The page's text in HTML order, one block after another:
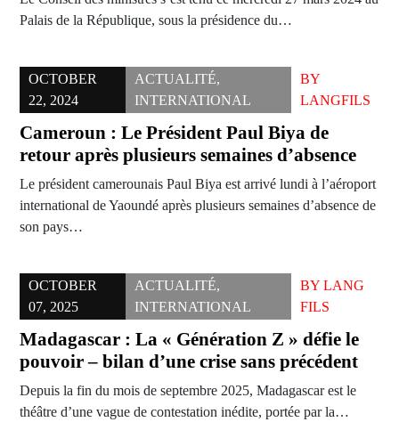
Palais de la République, sous la présidence du…
OCTOBER
22, 2024
ACTUALITÉ,
INTERNATIONAL
BY
LANGFILS
Cameroun : Le Président Paul Biya de
retour après plusieurs semaines d’absence
Le président camerounais Paul Biya est arrivé lundi à l’aéroport
international de Yaoundé après plusieurs semaines d’absence de
son pays…
OCTOBER
07, 2025
ACTUALITÉ,
INTERNATIONAL
BYLANG
FILS
Madagascar : La « Génération Z » défie le
pouvoir – bilan d’une crise sans précédent
Depuis la fin du mois de septembre 2025, Madagascar est le
théâtre d’une vague de contestation inédite, portée par la…